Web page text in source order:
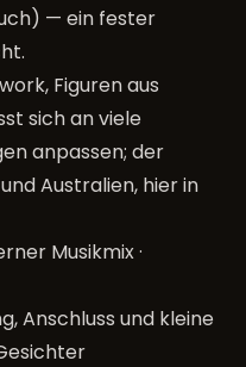
— ein fester
Figuren aus
sich an viele
anpassen; der
Australien, hier in
Musikmix ·
Anschluss und kleine